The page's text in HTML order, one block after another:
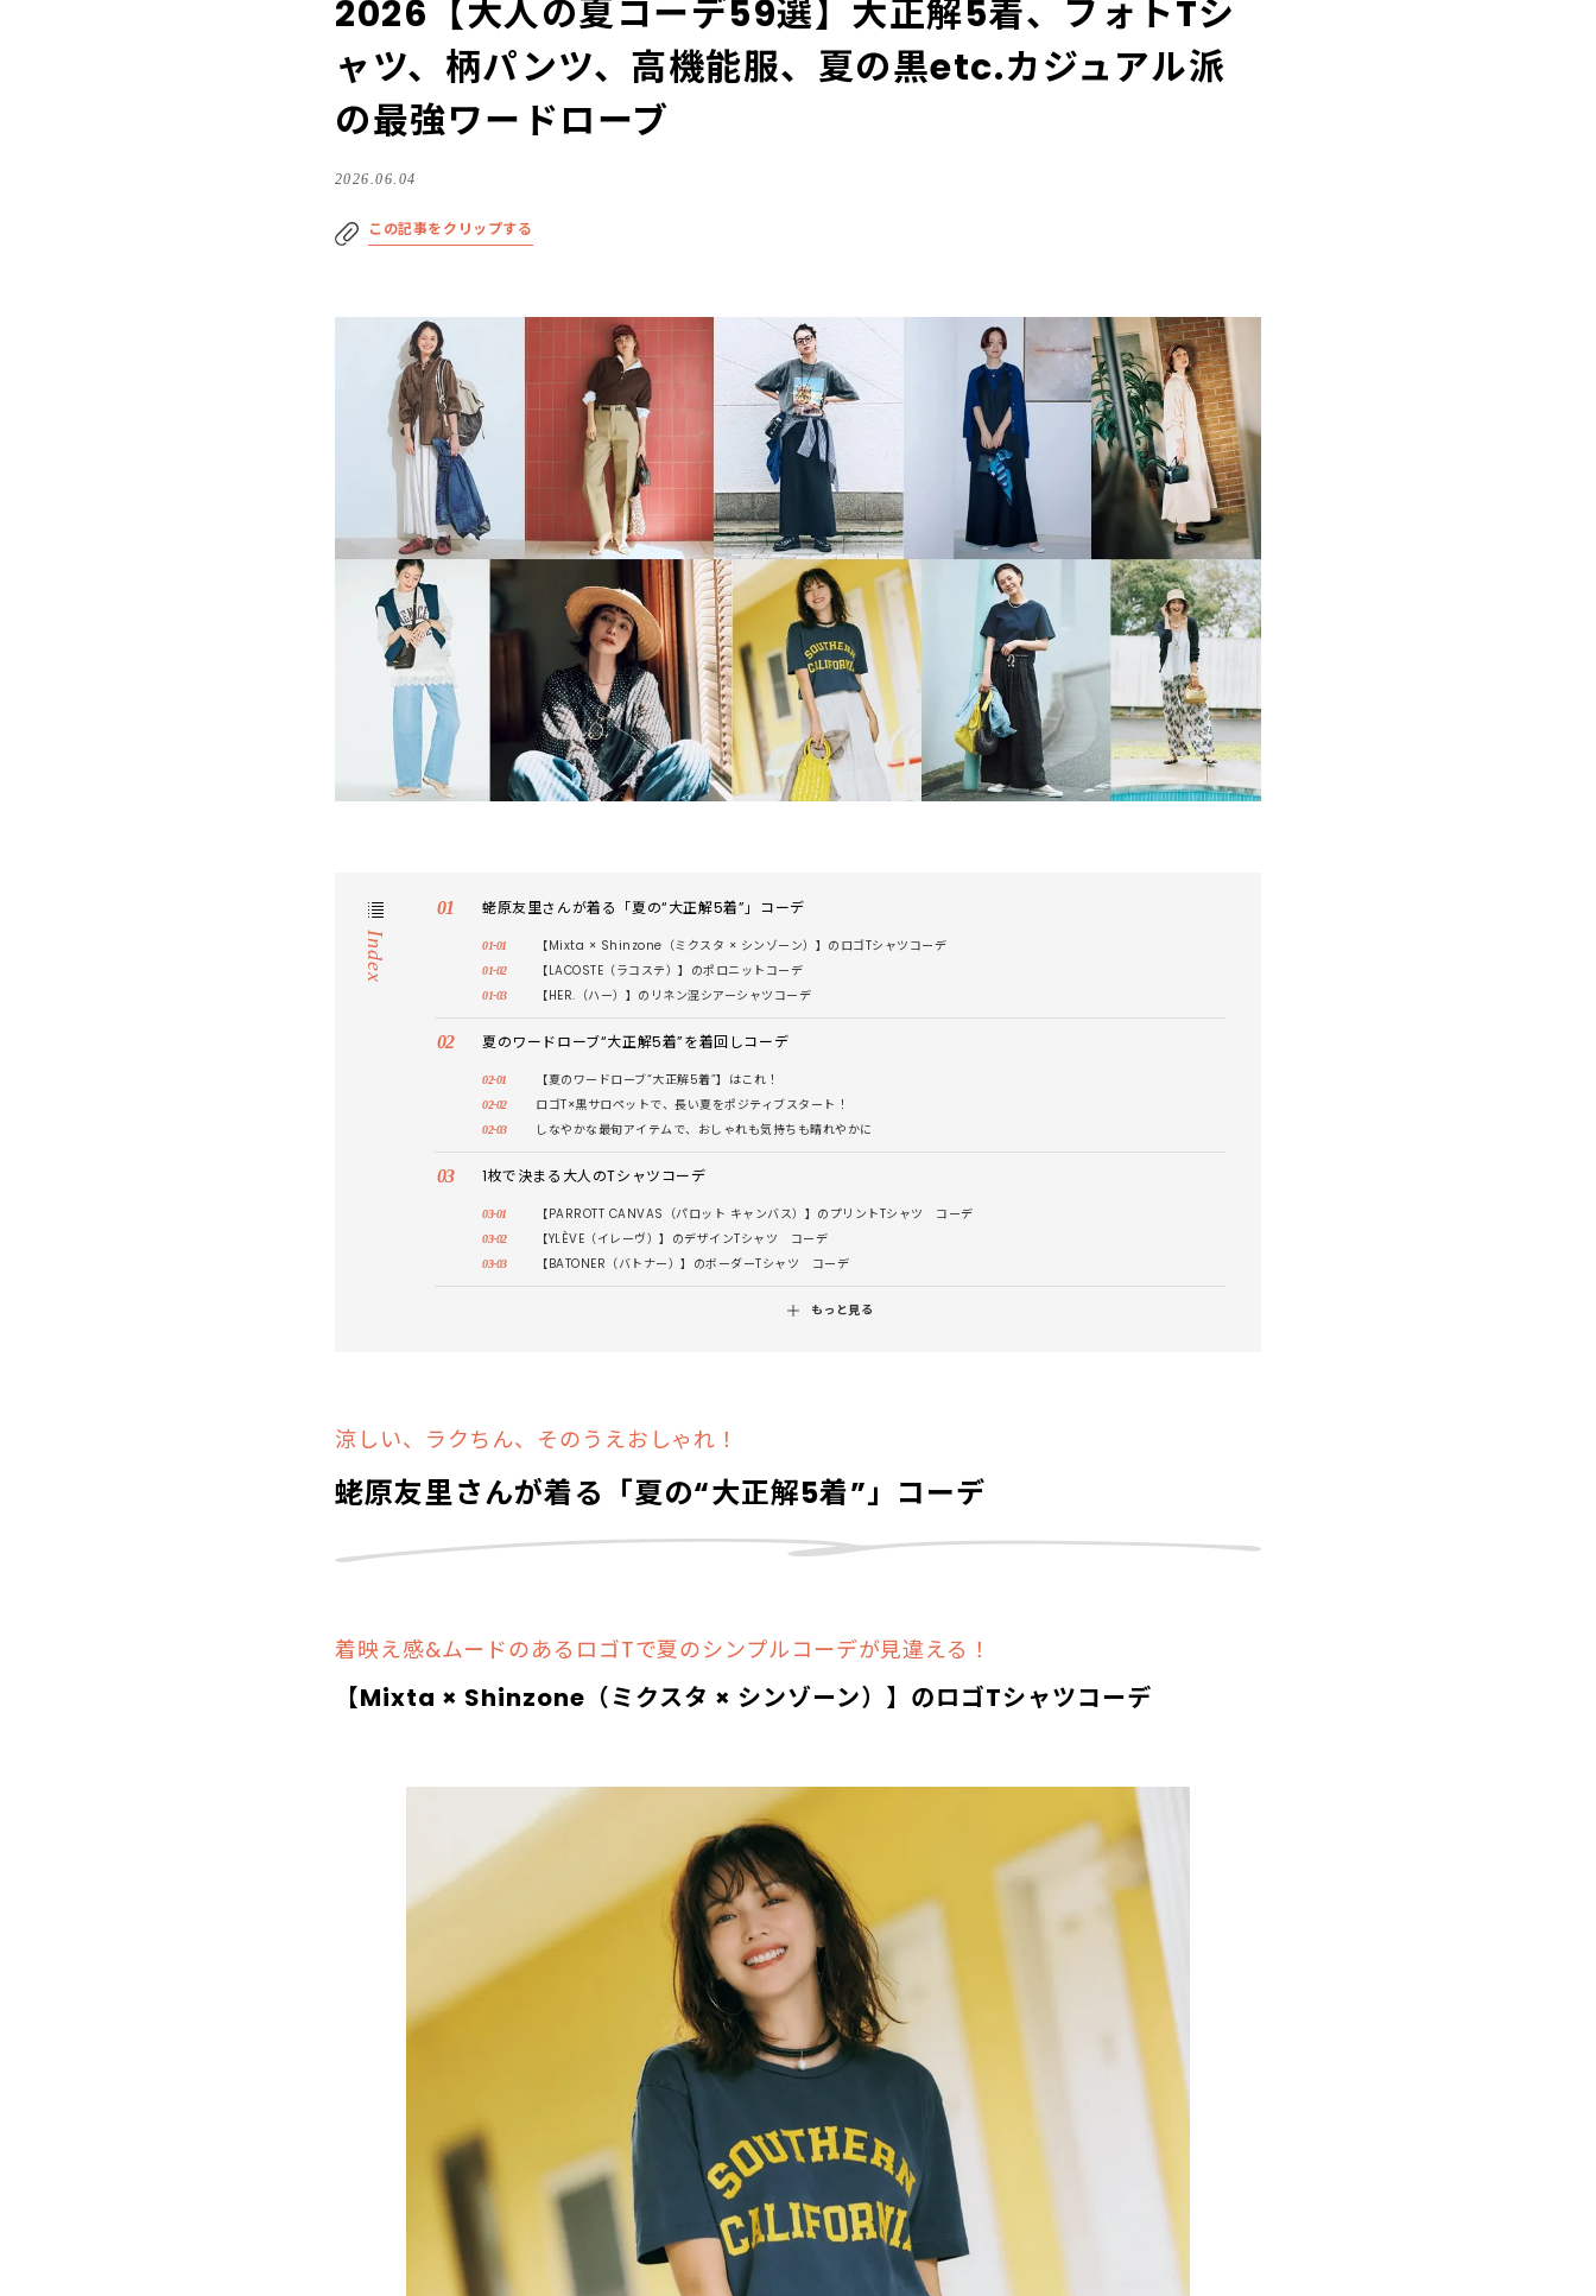
2026【大人の夏コーデ59選】大正解5着、フォトTシ
ャツ、柄パンツ、高機能服、夏の黒etc.カジュアル派
の最強ワードローブ
2026.06.04
この記事をクリップする
Index
蛯原友里さんが着る「夏の“大正解5着”」コーデ
【Mixta × Shinzone（ミクスタ × シンゾーン）】のロゴTシャツコーデ
【LACOSTE（ラコステ）】のポロニットコーデ
【HER.（ハー）】のリネン混シアーシャツコーデ
夏のワードローブ“大正解5着”を着回しコーデ
【夏のワードローブ“大正解5着”】はこれ！
ロゴT×黒サロペットで、長い夏をポジティブスタート！
しなやかな最旬アイテムで、おしゃれも気持ちも晴れやかに
1枚で決まる大人のTシャツコーデ
【PARROTT CANVAS（パロット キャンバス）】のプリントTシャツ コーデ
【YLÈVE（イレーヴ）】のデザインTシャツ コーデ
【BATONER（バトナー）】のボーダーTシャツ コーデ
もっと見る
涼しい、ラクちん、そのうえおしゃれ！
蛯原友里さんが着る「夏の“大正解5着”」コーデ
着映え感&ムードのあるロゴTで夏のシンプルコーデが見違える！
【Mixta × Shinzone （ミクスタ × シンゾーン）】のロゴTシャツコーデ